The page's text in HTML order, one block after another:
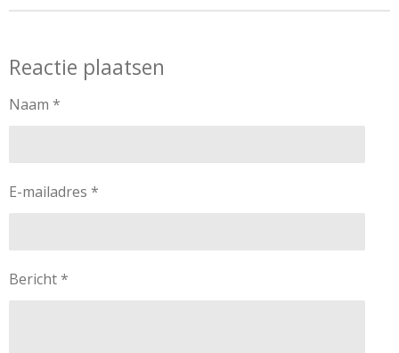
Reactie plaatsen
Naam *
E-mailadres *
Bericht *